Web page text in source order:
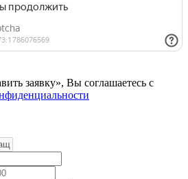
заявку», Вы соглашаетесь с